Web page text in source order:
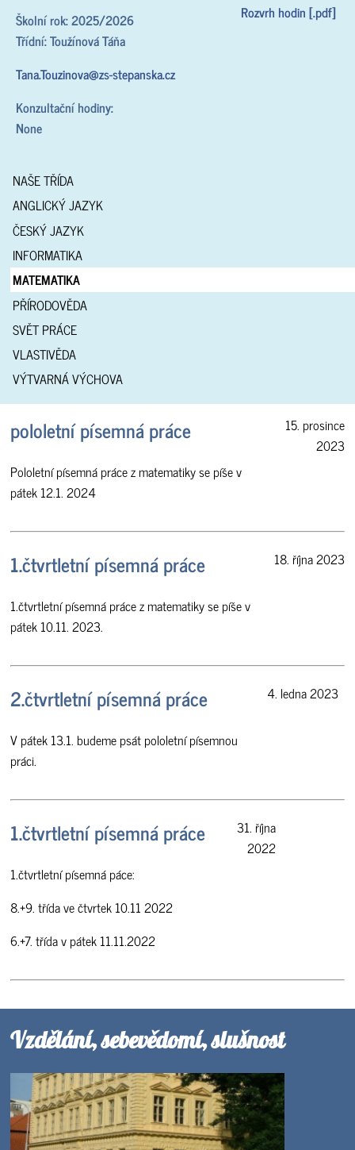
Rozvrh hodin [.pdf]
Školní rok: 2025/2026
Třídní: Toužínová Táňa
Tana.Touzinova@zs-stepanska.cz
Konzultační hodiny:
None
NAŠE TŘÍDA
ANGLICKÝ JAZYK
ČESKÝ JAZYK
INFORMATIKA
MATEMATIKA
PŘÍRODOVĚDA
SVĚT PRÁCE
VLASTIVĚDA
VÝTVARNÁ VÝCHOVA
pololetní písemná práce
Pololetní písemná práce z matematiky se píše v
pátek 12.1. 2024
15. prosince
2023
1.čtvrtletní písemná práce
1.čtvrtletní písemná práce z matematiky se píše v
pátek 10.11. 2023.
18. října 2023
2.čtvrtletní písemná práce
V pátek 13.1. budeme psát pololetní písemnou
práci.
4. ledna 2023
1.čtvrtletní písemná práce
1.čtvrtletní písemná páce:
8.+9. třída ve čtvrtek 10.11 2022
6.+7. třída v pátek 11.11.2022
31. října
2022
Vzdělání, sebevědomí, slušnost